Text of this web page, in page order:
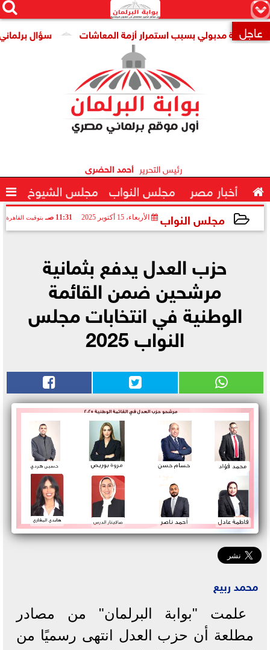
×


 عاجل سؤال برلماني مدبولي بسبب استمرار أزمة المعاشات
رئيس التحرير أحمد الحضرى
 أخبار مصر مجلس النواب مجلس الشيوخ 
مجلس النواب الأربعاء، 15 أكتوبر 2025 11:31 صـ بتوقيت القاهرة
حزب العدل يدفع بثمانية
مرشحين ضمن القائمة
الوطنية في انتخابات مجلس
النواب 2025
محمد ربيع
علمت "بوابة البرلمان" من مصادر
مطلعة أن حزب العدل انتهى رسميًا من